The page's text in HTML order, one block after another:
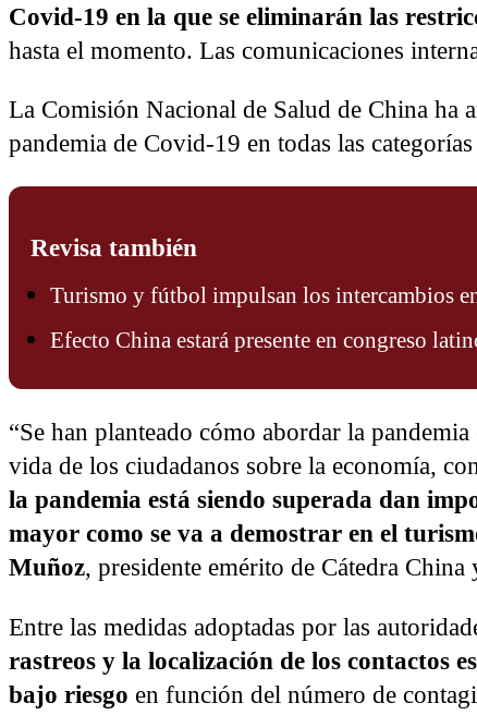
Covid-19 en la que se eliminarán las
hasta el momento. Las comunicaciones
La Comisión Nacional de Salud de China ha
pandemia de Covid-19 en todas las
Revisa también
Turismo y fútbol impulsan los intercambios
Efecto China estará presente en congreso
“Se han planteado cómo abordar la
vida de los ciudadanos sobre la economía,
la pandemia está siendo superada dan
mayor como se va a demostrar en el
Muñoz, presidente emérito de Cátedra
Entre las medidas adoptadas por las
rastreos y la localización de los contactos
bajo riesgo en función del número de